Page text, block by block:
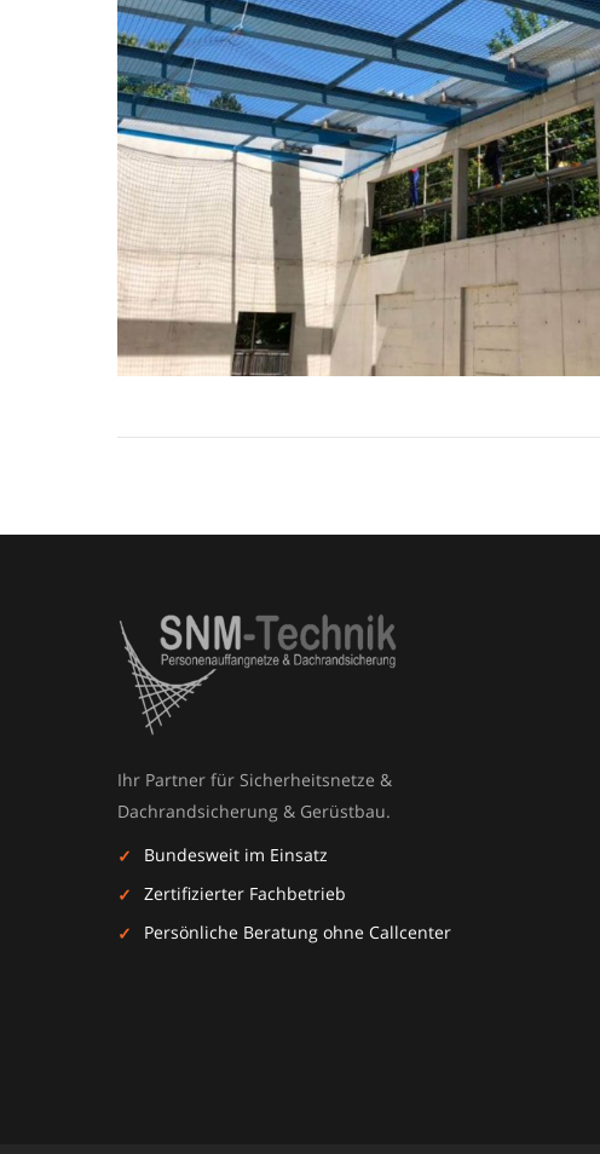
Ihr Partner für Sicherheitsnetze &
Dachrandsicherung & Gerüstbau.
Bundesweit im Einsatz
Zertifizierter Fachbetrieb
Persönliche Beratung ohne Callcenter